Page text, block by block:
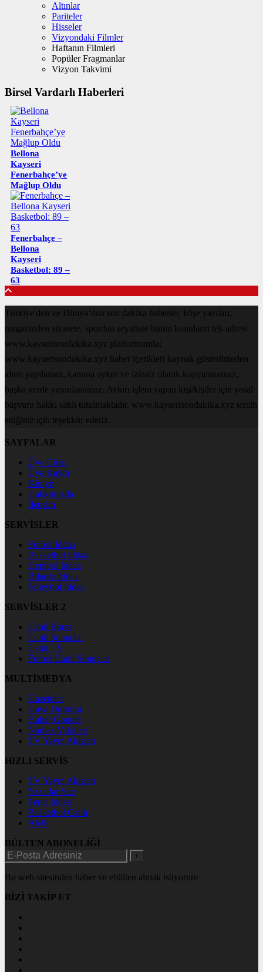
Altınlar
Pariteler
Hisseler
Vizyondaki Filmler
Haftanın Filmleri
Popüler Fragmanlar
Vizyon Takvimi
Birsel Vardarlı Haberleri
Bellona
Kayseri
Fenerbahçe’ye
Mağlup Oldu
Fenerbahçe –
Bellona
Kayseri
Basketbol: 89 –
63
Türkiye'den ve Dünya’dan son dakika haberler, köşe yazıları,
magazinden siyasete, spordan seyahate bütün konuların tek adresi
www.kayserisondakika.xyz platformunda;
www.kayserisondakika.xyz haber içerikleri kaynak gösterilmeden
alıntı yapılamaz, kanuna aykırı ve izinsiz olarak kopyalanamaz,
başka yerde yayınlanamaz. Aykırı işlem yapan kişi/kişiler için yasal
başvuru hakkı saklı tutulmaktadır. www.kayserisondakika.xyz tercih
ettiğiniz için teşekkür ederiz.
SAYFALAR
Üye Girişi
Üye Kaydı
Künye
Hakkımızda
İletişim
SERVİSLER
Futbol İddaa
Basketbol İddaa
Hentbol İddaa
Bilardo İddaa
Voleybol İddaa
SERVİSLER 2
Canlı Borsa
Canlı Sonuçlar
Canlı TV
Futbol Canlı Sonuçlar
MULTİMEDYA
Gazeteler
Hava Durumu
Haber Gönder
Namaz Vakitleri
TV Yayın Akışları
HIZLI SERVİS
TV Yayın Akışları
Yazarlar Site
Tenis İddaa
Basketbol Canlı
AMP
BÜLTEN ABONELİĞİ
+
Bu web sitesinden haber ve ebülten almak istiyorum
BİZİ TAKİP ET